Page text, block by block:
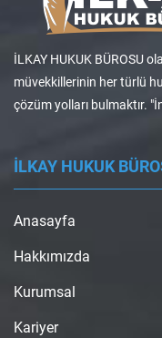
İLKAY HUKUK BÜROSU
müvekkillerinin her türlü
çözüm yolları bulmaktır.
İLKAY HUKUK
Anasayfa
Hakkımızda
Kurumsal
Kariyer